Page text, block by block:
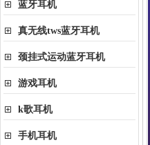
蓝牙耳机
真无线tws蓝牙耳机
颈挂式运动蓝牙耳机
游戏耳机
k歌耳机
手机耳机